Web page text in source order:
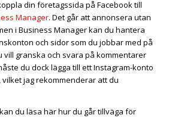
din företagssida på Facebook till
Manager. Det går att annonsera utan
i Business Manager kan du hantera
och sidor som du jobbar med på
vill granska och svara på kommentarer
du dock lägga till ett Instagram-konto
jag rekommenderar att du
du läsa här hur du går tillväga för